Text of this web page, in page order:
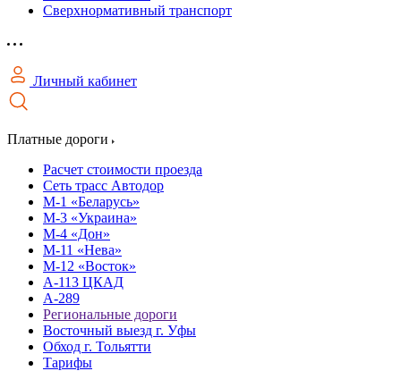
Сверхнормативный транспорт
Личный кабинет
Платные дороги
Расчет стоимости проезда
Сеть трасс Автодор
М-1 «Беларусь»
М-3 «Украина»
М-4 «Дон»
М-11 «Нева»
М-12 «Восток»
А-113 ЦКАД
А-289
Региональные дороги
Восточный выезд г. Уфы
Обход г. Тольятти
Тарифы